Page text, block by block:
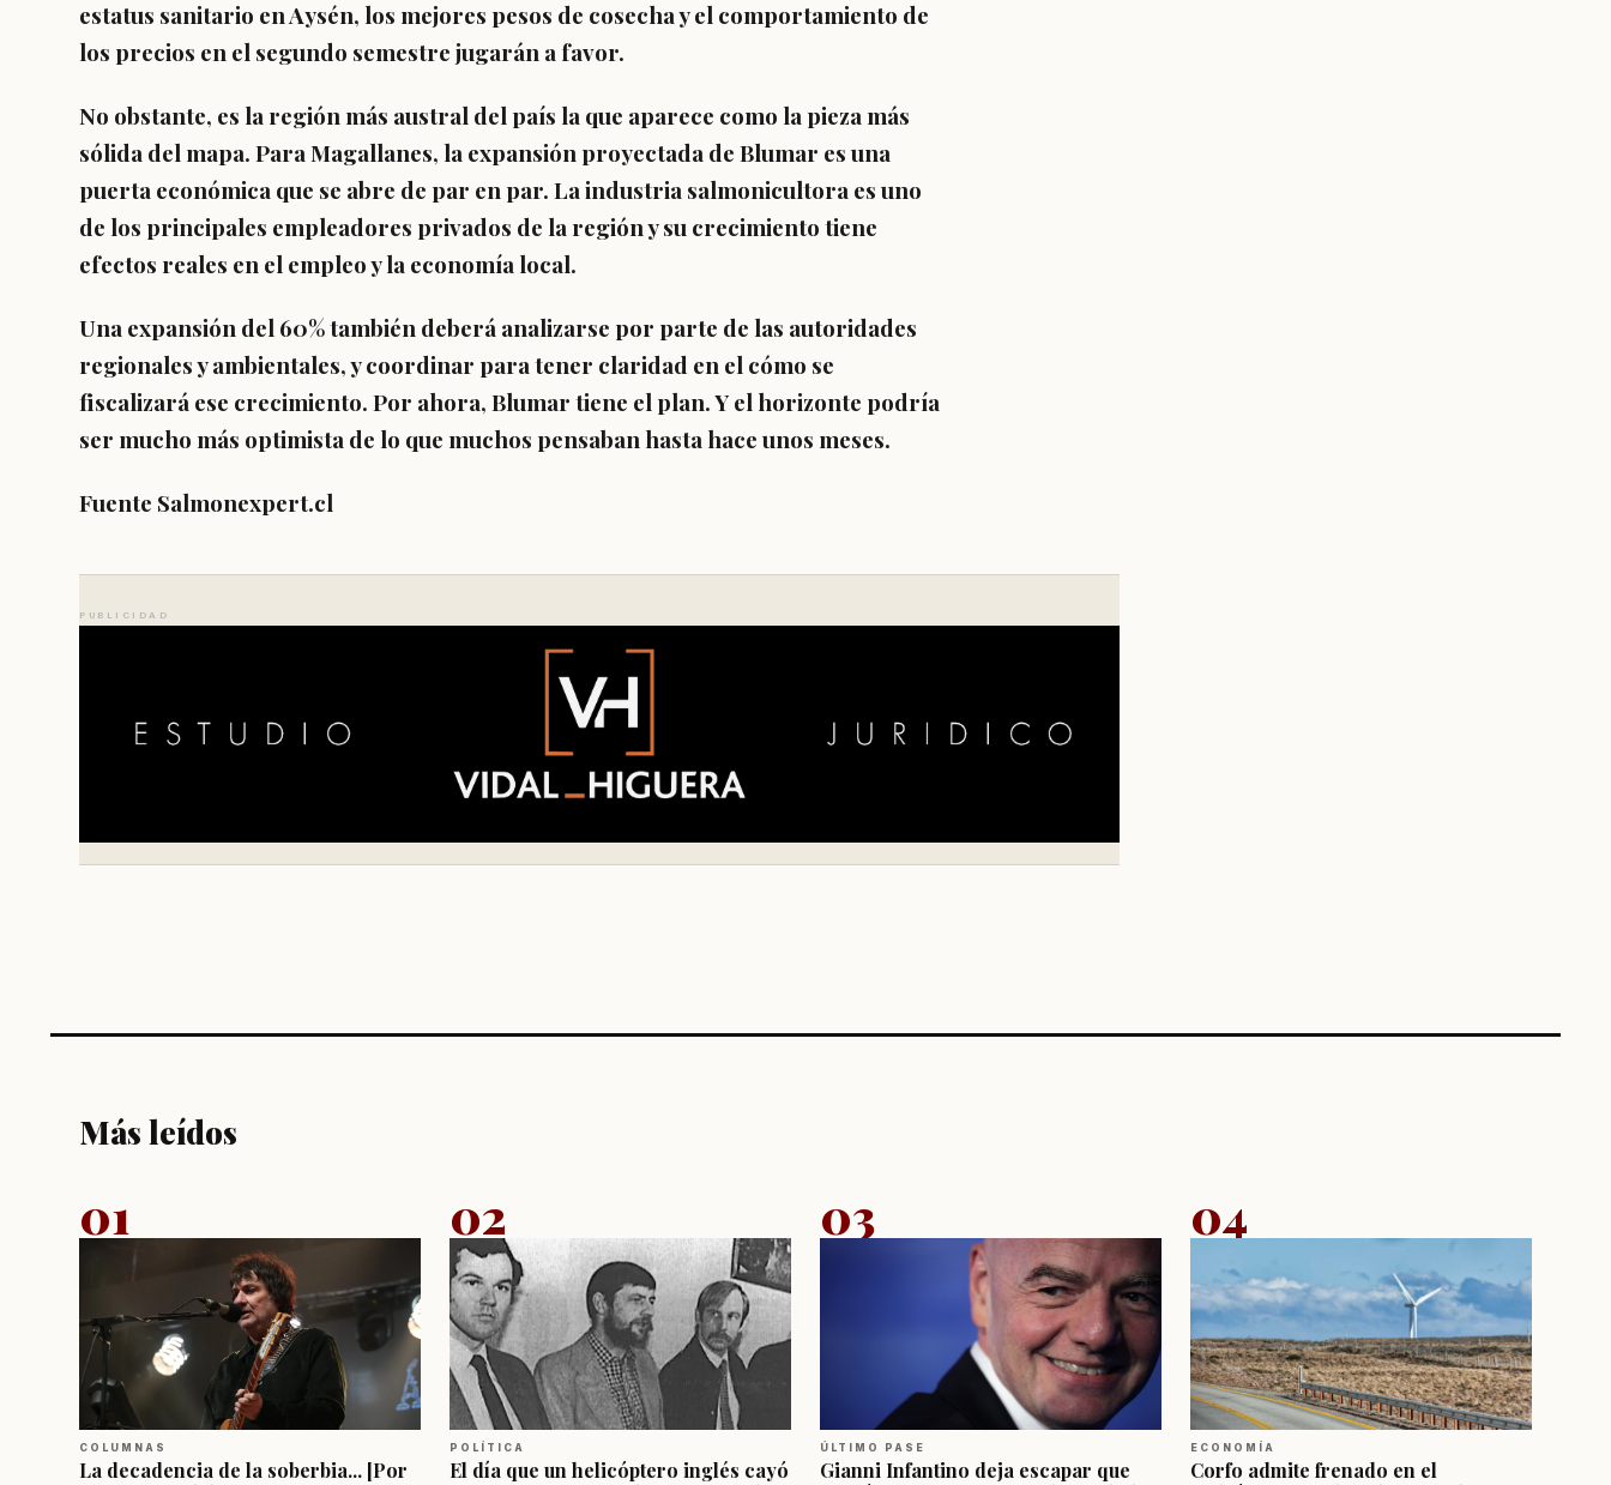
estatus sanitario en Aysén, los mejores pesos de cosecha y el comportamiento de
los precios en el segundo semestre jugarán a favor.
No obstante, es la región más austral del país la que aparece como la pieza más
sólida del mapa. Para Magallanes, la expansión proyectada de Blumar es una
puerta económica que se abre de par en par. La industria salmonicultora es uno
de los principales empleadores privados de la región y su crecimiento tiene
efectos reales en el empleo y la economía local.
Una expansión del 60% también deberá analizarse por parte de las autoridades
regionales y ambientales, y coordinar para tener claridad en el cómo se
fiscalizará ese crecimiento. Por ahora, Blumar tiene el plan. Y el horizonte podría
ser mucho más optimista de lo que muchos pensaban hasta hace unos meses.
Fuente Salmonexpert.cl
PUBLICIDAD
Más leídos
01
COLUMNAS
La decadencia de la soberbia... [Por
02
POLÍTICA
El día que un helicóptero inglés cayó
03
ÚLTIMO PASE
Gianni Infantino deja escapar que
04
ECONOMÍA
Corfo admite frenado en el